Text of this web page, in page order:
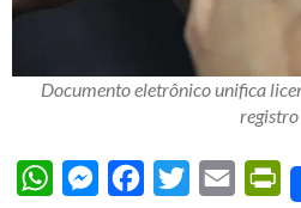
Documento eletrônico unifica
registro
WhatsAppMessengerFacebook
Twitter Email